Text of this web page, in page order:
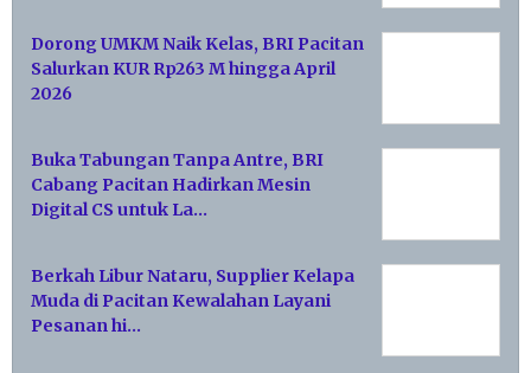
Dorong UMKM Naik Kelas, BRI Pacitan
Salurkan KUR Rp263 M hingga April
2026
Buka Tabungan Tanpa Antre, BRI
Cabang Pacitan Hadirkan Mesin
Digital CS untuk La…
Berkah Libur Nataru, Supplier Kelapa
Muda di Pacitan Kewalahan Layani
Pesanan hi…